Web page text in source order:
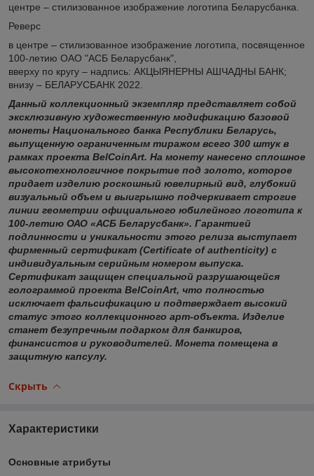
центре – стилизованное изображение логотипа Беларусбанка.
Реверс
в центре – стилизованное изображение логотипа, посвященное
100-летию ОАО "АСБ Беларусбанк",
вверху по кругу – надпись: АКЦЫЯНЕРНЫ АШЧАДНЫ БАНК;
внизу – БЕЛАРУСБАНК 2022.
Данный коллекционный экземпляр представляет собой
эксклюзивную художественную модификацию базовой
монеты Национального банка Республики Беларусь,
выпущенную ограниченным тиражом всего 300 штук в
рамках проекта BelCoinArt. На монету нанесено сплошное
высокотехнологичное покрытие под золото, которое
придает изделию роскошный ювелирный вид, глубокий
визуальный объем и выигрышно подчеркивает строгие
линии геометрии официального юбилейного логотипа к
100-летию ОАО «АСБ Беларусбанк». Гарантией
подлинности и уникальности этого релиза выступает
фирменный сертификат (Certificate of authenticity) с
индивидуальным серийным номером выпуска.
Сертификат защищен специальной разрушающейся
голограммой проекта BelCoinArt, что полностью
исключает фальсификацию и подтверждает высокий
статус этого коллекционного арт-объекта. Изделие
станет безупречным подарком для банкиров,
финансистов и руководителей. Монета помещена в
защитную капсулу.
Скрыть
Характеристики
Основные атрибуты